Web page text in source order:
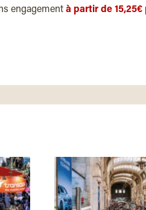
engagement à partir de 15,25€